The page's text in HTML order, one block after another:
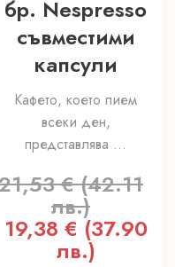
бр. Nespresso
съвместими
капсули
Кафето, което пием
всеки ден,
представлява ...
€ (42.11
лв.)
Original
19,38 € (37.90
лв.)